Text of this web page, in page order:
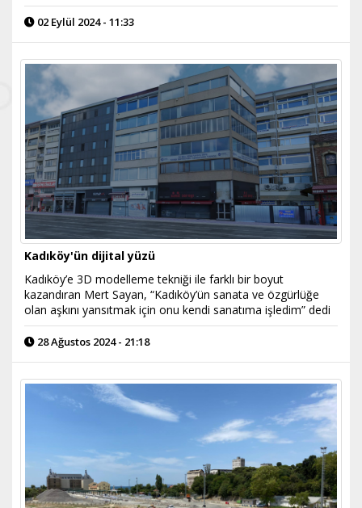
02 Eylül 2024 - 11:33
Kadıköy'ün dijital yüzü
Kadıköy’e 3D modelleme tekniği ile farklı bir boyut
kazandıran Mert Sayan, “Kadıköy’ün sanata ve özgürlüğe
olan aşkını yansıtmak için onu kendi sanatıma işledim” dedi
28 Ağustos 2024 - 21:18